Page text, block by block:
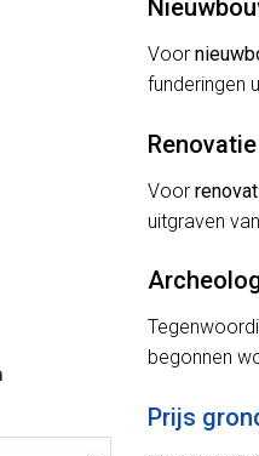
Voor
funderingen
Renovatie
Voor
uitgraven
begonnen
Prijs